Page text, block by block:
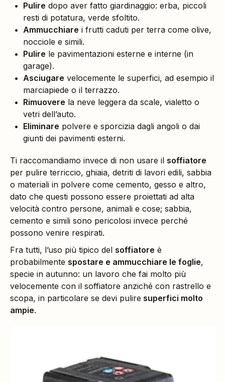
Pulire dopo aver fatto giardinaggio: erba, piccoli
resti di potatura, verde sfoltito.
Ammucchiare i frutti caduti per terra come olive,
nocciole e simili.
Pulire le pavimentazioni esterne e interne (in
garage).
Asciugare velocemente le superfici, ad esempio il
marciapiede o il terrazzo.
Rimuovere la neve leggera da scale, vialetto o
vetri dell’auto.
Eliminare polvere e sporcizia dagli angoli o dai
giunti dei pavimenti esterni.
Ti raccomandiamo invece di non usare il soffiatore
per pulire terriccio, ghiaia, detriti di lavori edili, sabbia
o materiali in polvere come cemento, gesso e altro,
dato che questi possono essere proiettati ad alta
velocità contro persone, animali e cose; sabbia,
cemento e simili sono pericolosi invece perché
possono venire respirati.
Fra tutti, l’uso più tipico del soffiatore è
probabilmente spostare e ammucchiare le foglie,
specie in autunno: un lavoro che fai molto più
velocemente con il soffiatore anziché con rastrello e
scopa, in particolare se devi pulire superfici molto
ampie.